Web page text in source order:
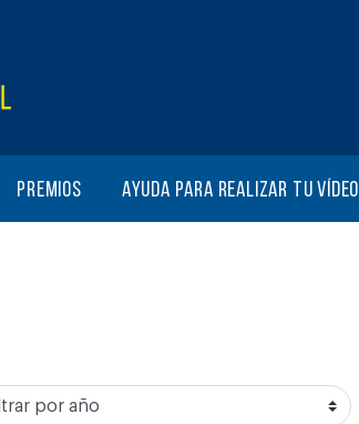
Premios Ayuda para realizar tu vídeo